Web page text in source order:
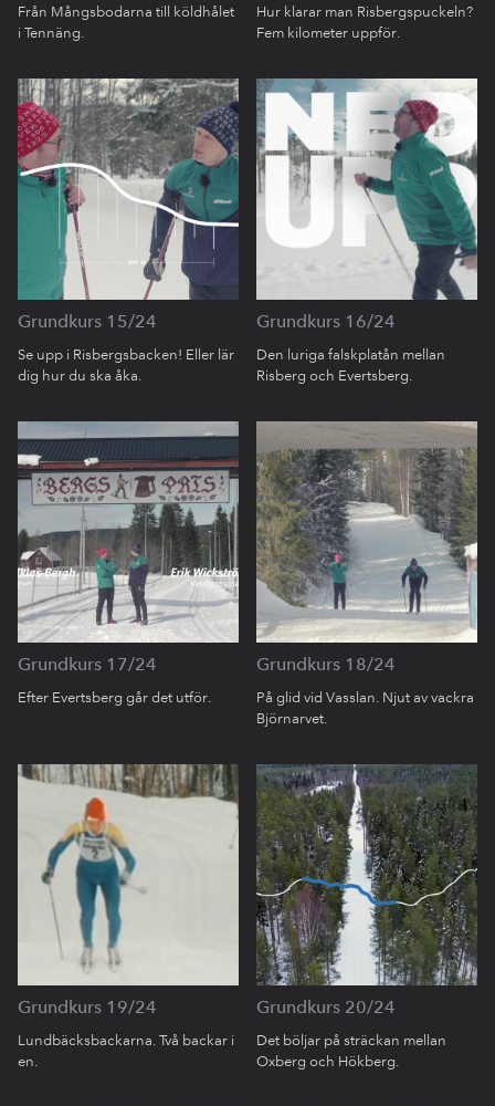
Från Mångsbodarna till köldhålet
i Tennäng.
Hur klarar man Risbergspuckeln?
Fem kilometer uppför.
Grundkurs 15/24
Se upp i Risbergsbacken! Eller lär
dig hur du ska åka.
Grundkurs 16/24
Den luriga falskplatån mellan
Risberg och Evertsberg.
Grundkurs 17/24
Efter Evertsberg går det utför.
Grundkurs 18/24
På glid vid Vasslan. Njut av vackra
Björnarvet.
Grundkurs 19/24
Lundbäcksbackarna. Två backar i
en.
Grundkurs 20/24
Det böljar på sträckan mellan
Oxberg och Hökberg.